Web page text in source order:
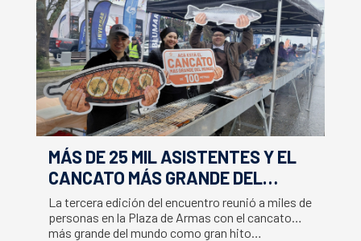
MÁS DE 25 MIL ASISTENTES Y EL
CANCATO MÁS GRANDE DEL
MUNDO MARCAN EXITOSO CIERRE
DE LA SEMANA DEL SALMÓN
La tercera edición del encuentro reunió a miles de
personas en la Plaza de Armas con el cancato
más grande del mundo como gran hito…